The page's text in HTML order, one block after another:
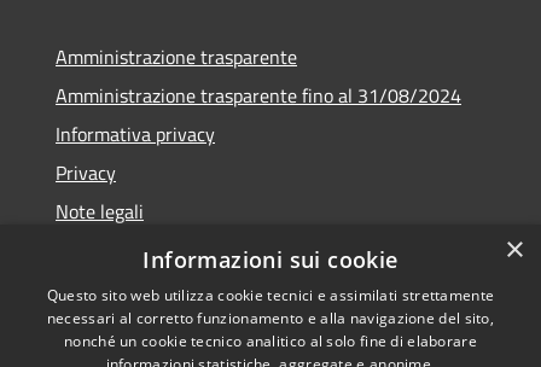
Amministrazione trasparente
Amministrazione trasparente fino al 31/08/2024
Informativa privacy
Privacy
Note legali
Dichiarazione di accessibilità
×
Informazioni sui cookie
Questo sito web utilizza cookie tecnici e assimilati strettamente
necessari al corretto funzionamento e alla navigazione del sito,
nonché un cookie tecnico analitico al solo fine di elaborare